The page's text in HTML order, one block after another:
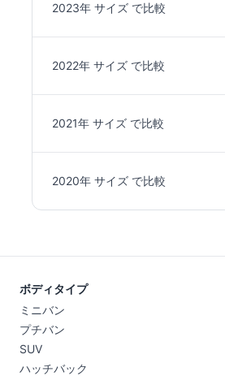
2023年 サイズ で比較
2022年 サイズ で比較
2021年 サイズ で比較
2020年 サイズ で比較
ボディタイプ
ミニバン
プチバン
SUV
ハッチバック